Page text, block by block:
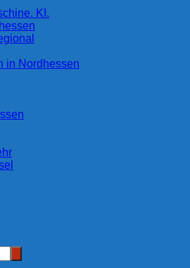
KI.
in Nordhessen